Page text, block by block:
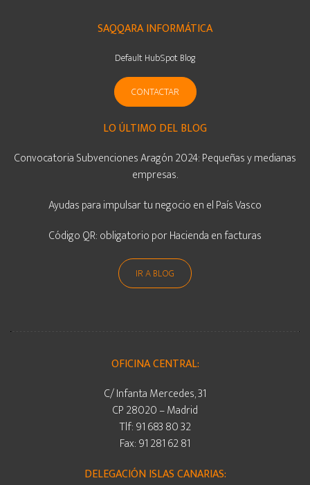
SAQQARA INFORMÁTICA
Default HubSpot Blog
CONTACTAR
LO ÚLTIMO DEL BLOG
Convocatoria Subvenciones Aragón 2024: Pequeñas y medianas
empresas.
Ayudas para impulsar tu negocio en el País Vasco
Código QR: obligatorio por Hacienda en facturas
IR A BLOG
OFICINA CENTRAL:
C/ Infanta Mercedes, 31
CP 28020 – Madrid
Tlf: 91 683 80 32
Fax: 91 281 62 81
DELEGACIÓN ISLAS CANARIAS: